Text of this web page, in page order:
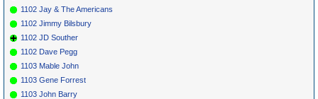
1102 Jay & The Americans
1102 Jimmy Bilsbury
1102 JD Souther
1102 Dave Pegg
1103 Mable John
1103 Gene Forrest
1103 John Barry